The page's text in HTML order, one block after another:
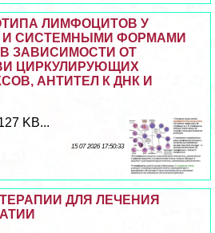
ЛИМФОЦИТОВ У
СИСТЕМНЫМИ ФОРМАМИ
ЗАВИСИМОСТИ ОТ
ЦИРКУЛИРУЮЩИХ
АНТИТЕЛ К ДНК И
KB...
15 07 2026 17:50:33
ДЛЯ ЛЕЧЕНИЯ